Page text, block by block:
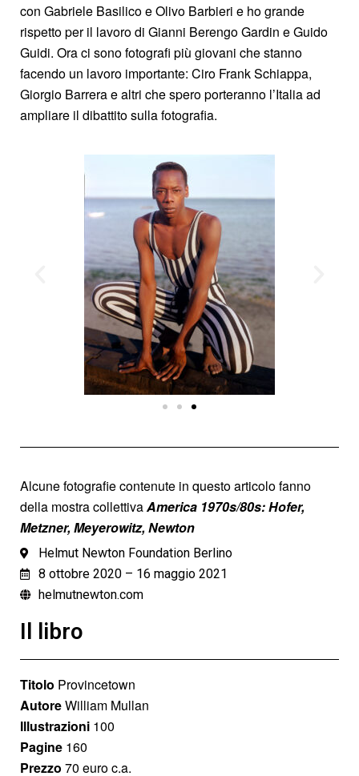
con Gabriele Basilico e Olivo Barbieri e ho grande
rispetto per il lavoro di Gianni Berengo Gardin e Guido
Guidi. Ora ci sono fotografi più giovani che stanno
facendo un lavoro importante: Ciro Frank Schiappa,
Giorgio Barrera e altri che spero porteranno l’Italia ad
ampliare il dibattito sulla fotografia.
Alcune fotografie contenute in questo articolo fanno
della mostra collettivaAmerica 1970s/80s: Hofer,
Metzner, Meyerowitz, Newton
Helmut Newton Foundation Berlino
8 ottobre 2020 – 16 maggio 2021
helmutnewton.com
Il libro
Titolo Provincetown
AutoreWilliam Mullan
Illustrazioni 100
Pagine 160
Prezzo 70 euro c.a.